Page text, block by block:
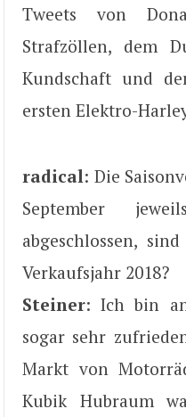
Tweets von
Strafzöllen, dem
Kundschaft und
ersten Elektro-
radical: Die
September
abgeschlossen,
Verkaufsjahr 2018?
Steiner: Ich bin
sogar sehr
Markt von
Kubik Hubraum